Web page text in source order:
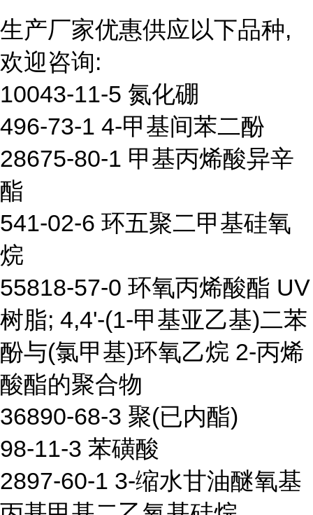
生产厂家优惠供应以下品种,
欢迎咨询:
10043-11-5 氮化硼
496-73-1 4-甲基间苯二酚
28675-80-1 甲基丙烯酸异辛
酯
541-02-6 环五聚二甲基硅氧
烷
55818-57-0 环氧丙烯酸酯 UV
树脂; 4,4'-(1-甲基亚乙基)二苯
酚与(氯甲基)环氧乙烷 2-丙烯
酸酯的聚合物
36890-68-3 聚(已内酯)
98-11-3 苯磺酸
2897-60-1 3-缩水甘油醚氧基